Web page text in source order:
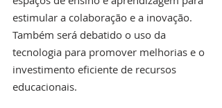
estimular a colaboração e a inovação.
Também será debatido o uso da
tecnologia para promover melhorias e o
investimento eficiente de recursos
educacionais.